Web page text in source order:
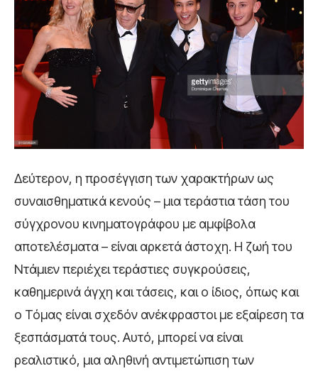
Δεύτερον, η προσέγγιση των χαρακτήρων ως
συναισθηματικά κενούς – μια τεράστια τάση του
σύγχρονου κινηματογράφου με αμφίβολα
αποτελέσματα – είναι αρκετά άστοχη. Η ζωή του
Ντάμιεν περιέχει τεράστιες συγκρούσεις,
καθημερινά άγχη και τάσεις, και ο ίδιος, όπως και
ο Τόμας είναι σχεδόν ανέκφραστοι με εξαίρεση τα
ξεσπάσματά τους. Αυτό, μπορεί να είναι
ρεαλιστικό, μια αληθινή αντιμετώπιση των